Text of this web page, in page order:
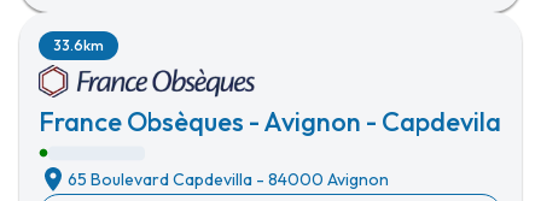
France Obsèques - Avignon - Capdevila
33.6km
65 Boulevard Capdevilla - 84000 Avignon